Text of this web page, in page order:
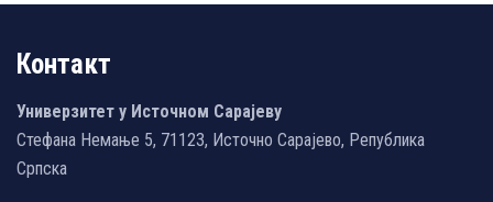
Контакт
Универзитет у Источном Сарајеву
Стефана Немање 5, 71123, Источно Сарајево, Република
Српска